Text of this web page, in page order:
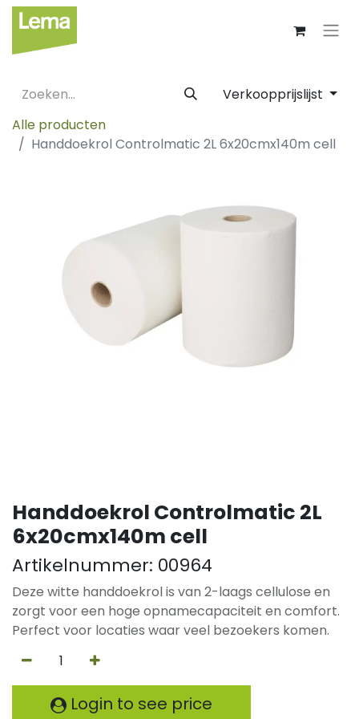
Verkoopprijslijst
Alle producten
Handdoekrol Controlmatic 2L 6x20cmx140m cell
Handdoekrol Controlmatic 2L
6x20cmx140m cell
Artikelnummer: 00964
Deze witte handdoekrol is van 2-laags cellulose en
zorgt voor een hoge opnamecapaciteit en comfort.
Perfect voor locaties waar veel bezoekers komen.
Login to see price